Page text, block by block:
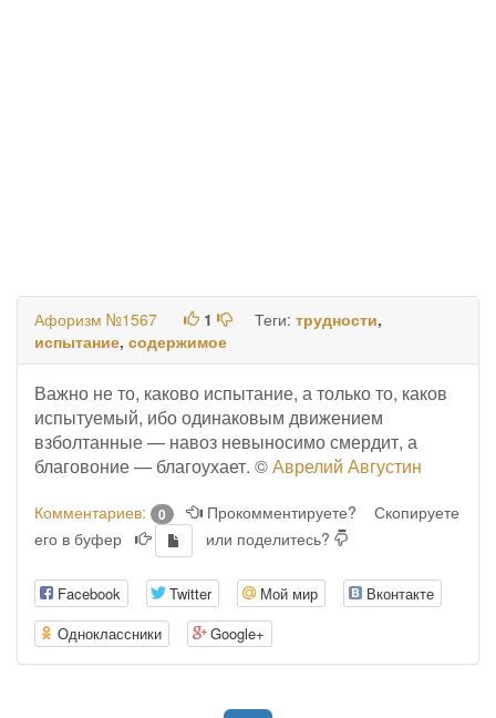
Афоризм №1567 1 Теги: трудности,
испытание, содержимое
Важно не то, каково испытание, а только то, каков
испытуемый, ибо одинаковым движением
взболтанные — навоз невыносимо смердит, а
благовоние — благоухает. ©Аврелий Августин
Комментариев: 0 Прокомментируете?
Скопируете
его в буфер
или поделитесь?
Facebook Twitter Мой мир
Вконтакте
Одноклассники
Google+